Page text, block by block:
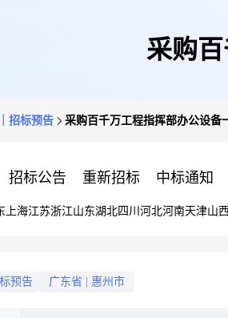
采购
招标预告 采购百千万工程指挥部办公设备
招标公告 重新招标 中标通知
上海江苏浙江山东湖北四川 河北河南天津山西
预告 广东省 惠州市